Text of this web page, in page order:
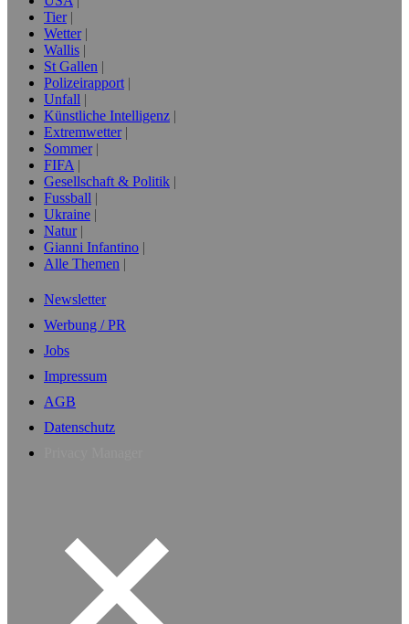
Tier
Wetter
Wallis
St Gallen
Polizeirapport
Unfall
Künstliche Intelligenz
Extremwetter
Sommer
FIFA
Gesellschaft & Politik
Fussball
Ukraine
Natur
Gianni Infantino
Alle Themen
Newsletter
Werbung / PR
Jobs
Impressum
AGB
Datenschutz